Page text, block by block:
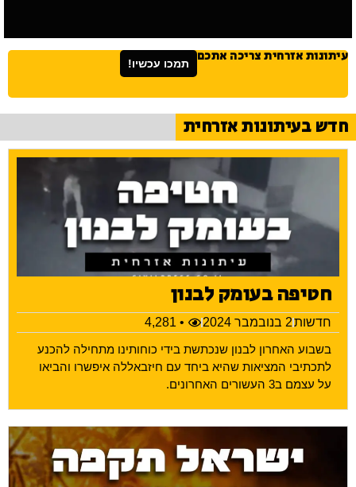
עיתונות אזרחית צריכה אתכם תמכו עכשיו!
חדש בעיתונות אזרחית
חטיפה בעומק לבנון
חדשות2 בנובמבר 2024
• 4,281
בשבוע האחרון לבנון שנכתשת בידי כוחותינו מתחילה להכנע
לתכתיבי המציאות שהיא ביחד עם חיזבאללה איפשרו והביאו
על עצמם ב3 העשורים האחרונים.